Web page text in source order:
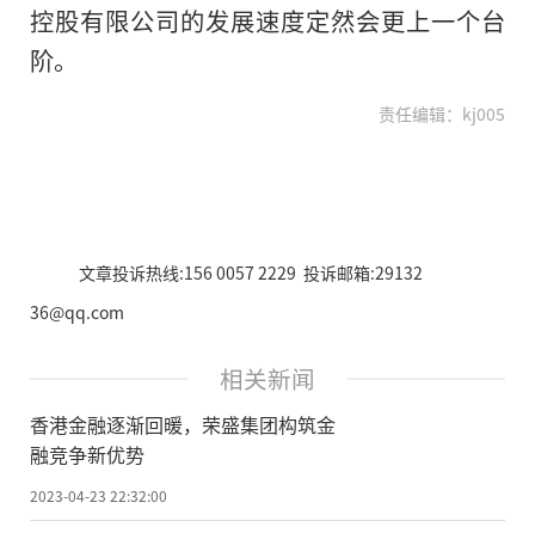
控股有限公司的发展速度定然会更上一个台
阶。
责任编辑：kj005
文章投诉热线:156 0057 2229 投诉邮箱:29132
36@qq.com
相关新闻
香港金融逐渐回暖，荣盛集团构筑金
融竞争新优势
2023-04-23 22:32:00